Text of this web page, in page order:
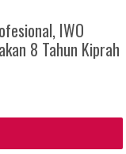
IWO
8 Tahun Kiprah